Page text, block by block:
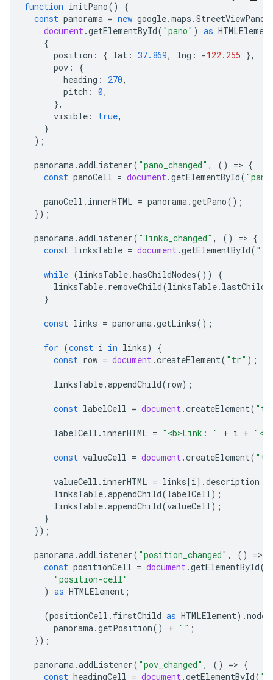
function initPano()
{
const panorama = new google.maps .
document.getElementById( "pano" ) as HTMLElement
{
position : { lat : 37.869, lng : -122.255 },
pov :
{
heading : 270,
pitch : 0,
},
visible : true,
}
);
panorama.addListener( "pano_changed" , () => {
const panoCell = document.getElementById(
panoCell . innerHTML = panorama.getPano();
});
panorama.addListener( "links_changed" , () => {
const linksTable = document.getElementById(
while (linksTable.hasChildNodes())
{
linksTable. removeChild(linksTable. lastChild
}
const links = panorama.getLinks();
for (const i in links)
{
const row = document.createElement( "tr" );
linksTable.appendChild(row);
const labelCell = document.createElement(
labelCell . innerHTML = "<b>Link: " + i + "</
const valueCell = document.createElement(
valueCell . innerHTML = links[i].description
linksTable.appendChild(labelCell);
linksTable.appendChild(valueCell);
}
});
panorama.addListener( "position_changed" , () =>
const positionCell = document.getElementById(
"position-cell"
) as HTMLElement ;
(positionCell . firstChild as HTMLElement).
panorama.getPosition() + "" ;
});
panorama.addListener( "pov_changed" , () => {
const headingCell = document.getElementById(